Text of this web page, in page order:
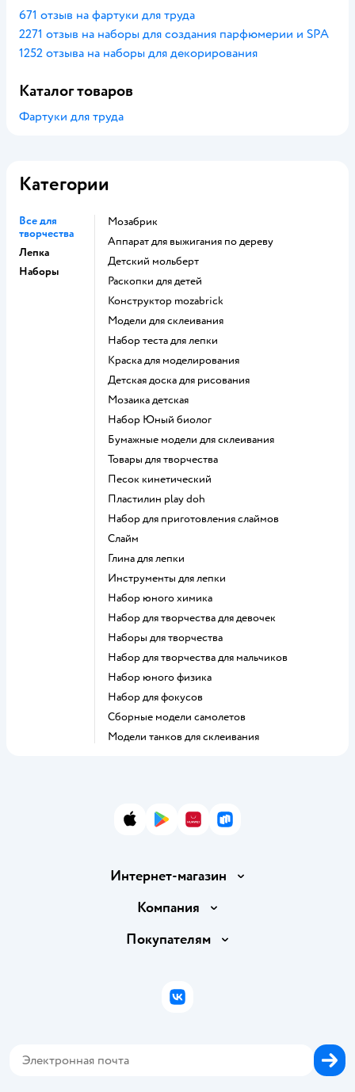
671 отзыв на фартуки для труда
2271 отзыв на наборы для создания парфюмерии и SPA
1252 отзыва на наборы для декорирования
Каталог товаров
Фартуки для труда
Категории
Все для
творчества
Лепка
Наборы
Мозабрик
Аппарат для выжигания по дереву
Детский мольберт
Раскопки для детей
Конструктор mozabrick
Модели для склеивания
Набор теста для лепки
Краска для моделирования
Детская доска для рисования
Мозаика детская
набор Юный биолог
Бумажные модели для склеивания
Товары для творчества
Песок кинетический
Пластилин play doh
Набор для приготовления слаймов
Слайм
Глина для лепки
Инструменты для лепки
Набор юного химика
Набор для творчества для девочек
Наборы для творчества
Набор для творчества для мальчиков
Набор юного физика
Набор для фокусов
Сборные модели самолетов
Модели танков для склеивания
App StoreGoogle Play
AppGallery
RuStore
Интернет-магазин
Доставка и оплата
Правила продажи
Политика использования файлов cookie
Компания
Вакансии
Покупателям
Бонусные карты
ВКонтакте